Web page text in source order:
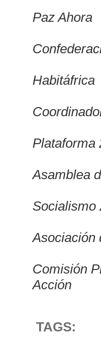
Paz Ahora
Habitáfrica
Plataforma
Asamblea
Socialismo
Asociación
Comisión
Acción
TAGS: